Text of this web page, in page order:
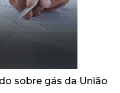
sobre gás da União